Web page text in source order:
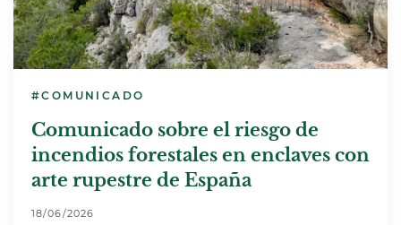
#COMUNICADO
Comunicado sobre el riesgo de
incendios forestales en enclaves con
arte rupestre de España
18/06/2026